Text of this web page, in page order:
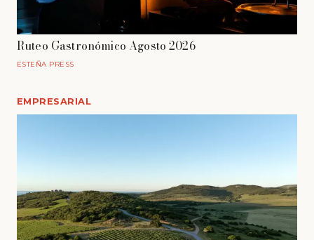
Ruteo Gastronómico Agosto 2026
ESTEÑA PRESS
EMPRESARIAL